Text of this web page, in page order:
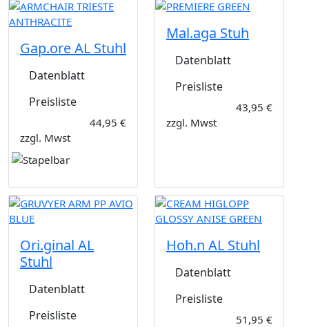
Gap.ore AL Stuhl
Datenblatt
Preisliste
44,95 €
zzgl. Mwst
Mal.aga Stuh
Datenblatt
Preisliste
43,95 €
zzgl. Mwst
Ori.ginal AL
Stuhl
Datenblatt
Preisliste
Hoh.n AL Stuhl
Datenblatt
Preisliste
51,95 €